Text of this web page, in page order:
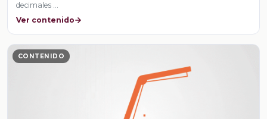
decimales …
Ver contenido
CONTENIDO